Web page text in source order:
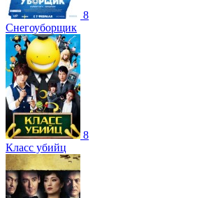
8
Снегоуборщик
8
Класс убийц